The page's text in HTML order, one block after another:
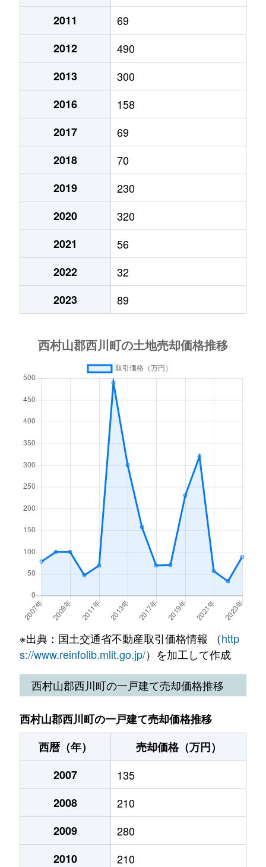
2011
69
2012
490
2013
300
2016
158
2017
69
2018
70
2019
230
2020
320
2021
56
2022
32
2023
89
※出典：国土交通省不動産取引価格情報 （http
s://www.reinfolib.mlit.go.jp/）を加工して作成
西村山郡西川町の一戸建て売却価格推移
西村山郡西川町の一戸建て売却価格推移
西暦（年）
売却価格（万円）
2007
135
2008
210
2009
280
2010
210